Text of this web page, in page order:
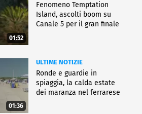
01:52
Fenomeno Temptation
Island, ascolti boom su
Canale 5 per il gran finale
01:36
ULTIME NOTIZIE
Ronde e guardie in
spiaggia, la calda estate
dei maranza nel ferrarese